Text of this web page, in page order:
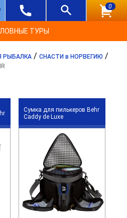
0
ТУРЫ
РЫБАЛКА / СНАСТИ в НОРВЕГИЮ /
Сумка для пилькеров Behr
Caddy de Luxe